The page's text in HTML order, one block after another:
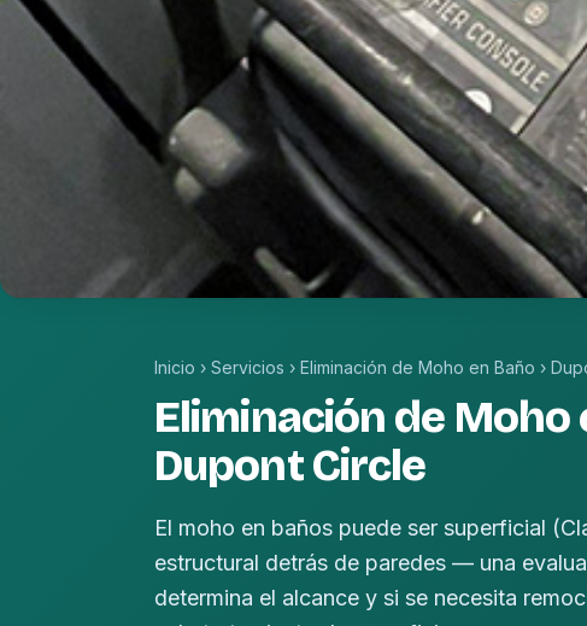
Inicio › Servicios › Eliminación de Moho en Baño ›
Eliminación de Moho
Dupont Circle
El moho en baños puede ser superficial
estructural detrás de paredes — una
determina el alcance y si se necesita